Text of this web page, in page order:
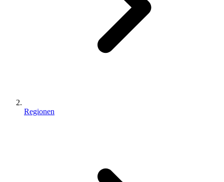
Regionen